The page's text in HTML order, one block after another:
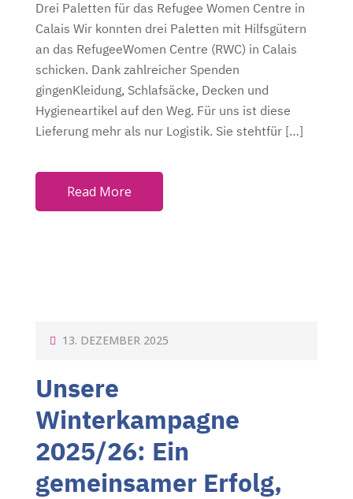
N
Drei Paletten für das Refugee Women Centre in
Calais Wir konnten drei Paletten mit Hilfsgütern
an das RefugeeWomen Centre (RWC) in Calais
schicken. Dank zahlreicher Spenden
gingenKleidung, Schlafsäcke, Decken und
Hygieneartikel auf den Weg. Für uns ist diese
Lieferung mehr als nur Logistik. Sie stehtfür […]
Read More
P
S
T
E
D
N
13. DEZEMBER 2025
Unsere
Winterkampagne
2025/26: Ein
gemeinsamer Erfolg,